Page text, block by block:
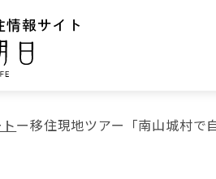
報サイト
移住現地ツアー「南山城村で